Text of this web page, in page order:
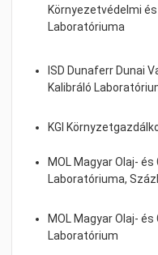
Környezetvédelmi
Laboratóriuma
ISD Dunaferr Dunai
Kalibráló
KGI
MOL Magyar Olaj-
Laboratóriuma,
MOL Magyar Olaj-
Laboratórium